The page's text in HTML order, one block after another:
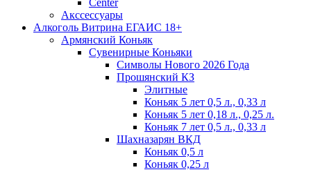
Сenter
Акссессуары
Алкоголь Витрина ЕГАИС 18+
Армянский Коньяк
Сувенирные Коньяки
Символы Нового 2026 Года
Прошянский КЗ
Элитные
Коньяк 5 лет 0,5 л., 0,33 л
Коньяк 5 лет 0,18 л., 0,25 л.
Коньяк 7 лет 0,5 л., 0,33 л
Шахназарян ВКД
Коньяк 0,5 л
Коньяк 0,25 л